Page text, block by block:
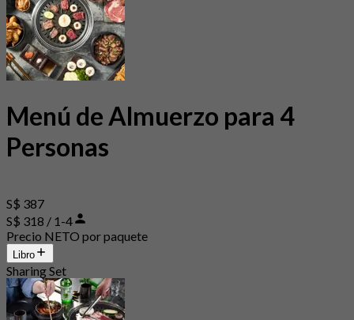
Menú de Almuerzo para 4
Personas
S$ 387
S$ 318 / 1-4
Precio NETO por paquete
Libro
Sharing Set